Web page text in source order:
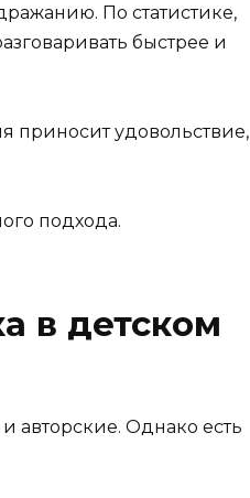
По статистике,
быстрее и
приносит удовольствие,
подхода.
в детском
авторские. Однако есть